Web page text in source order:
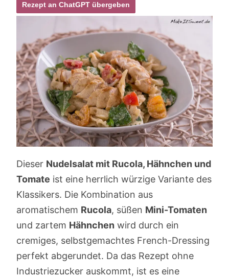
Rezept an ChatGPT übergeben
Dieser Nudelsalat mit Rucola, Hähnchen und
Tomate ist eine herrlich würzige Variante des
Klassikers. Die Kombination aus
aromatischem Rucola, süßen Mini-Tomaten
und zartem Hähnchen wird durch ein
cremiges, selbstgemachtes French-Dressing
perfekt abgerundet. Da das Rezept ohne
Industriezucker auskommt, ist es eine